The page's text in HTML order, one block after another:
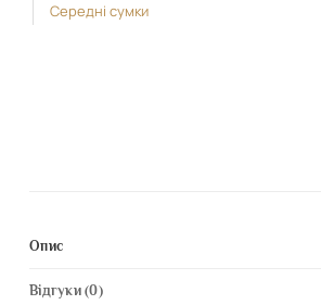
Середні сумки
Опис
Відгуки (0)